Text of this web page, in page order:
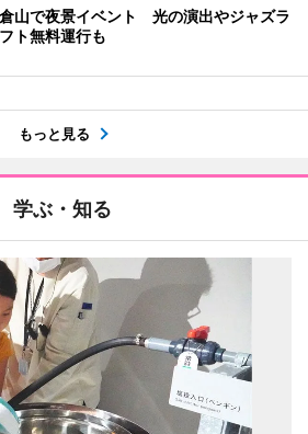
山で夜景イベント 光の演出やジャズラ
ト無料運行も
もっと見る
学ぶ・知る